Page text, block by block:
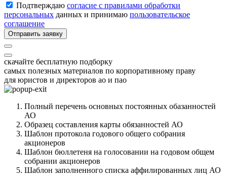
Подтверждаю согласие с правилами обработки
персональных данных и принимаю пользовательское
соглашение
Отправить заявку
скачайте бесплатную подборку
самых полезных материалов по корпоративному праву
для юристов и директоров ао и пао
Полный перечень основных постоянных обазанностей
АО
Образец составления карты обязанностей АО
Шаблон протокола годового общего собрания
акционеров
Шаблон бюллетеня на голосовании на годовом общем
собрании акционеров
Шаблон заполненного списка аффилированных лиц АО